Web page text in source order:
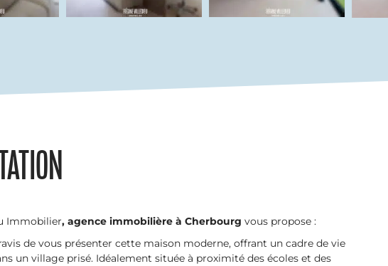
Immobilier, agence immobilière à Cherbourg vous propose :
de vous présenter cette maison moderne, offrant un cadre de vie
un village prisé. Idéalement située à proximité des écoles et des